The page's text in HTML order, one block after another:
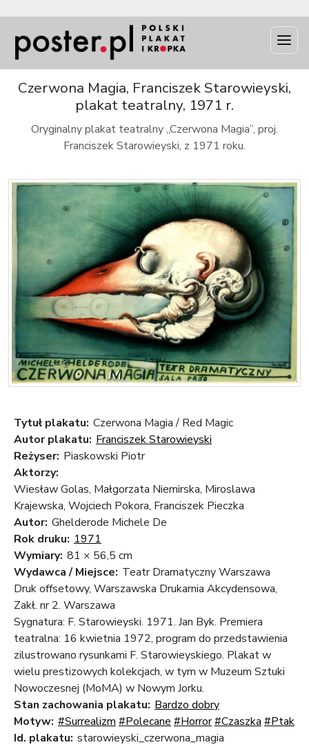
Czerwona Magia, Franciszek Starowieyski,
plakat teatralny, 1971 r.
Oryginalny plakat teatralny „Czerwona Magia”, proj.
Franciszek Starowieyski, z 1971 roku.
Tytuł plakatu: Czerwona Magia / Red Magic
Autor plakatu: Franciszek Starowieyski
Reżyser: Piaskowski Piotr
Aktorzy:
Wiesław Golas, Małgorzata Niemirska, Miroslawa
Krajewska, Wojciech Pokora, Franciszek Pieczka
Autor: Ghelderode Michele De
Rok druku: 1971
Wymiary: 81 × 56,5 cm
Wydawca / Miejsce: Teatr Dramatyczny Warszawa
Druk offsetowy, Warszawska Drukarnia Akcydensowa,
Zakł. nr 2. Warszawa
Sygnatura: F. Starowieyski. 1971. Jan Byk. Premiera
teatralna: 16 kwietnia 1972, program do przedstawienia
zilustrowano rysunkami F. Starowieyskiego. Plakat w
wielu prestizowych kolekcjach, w tym w Muzeum Sztuki
Nowoczesnej (MoMA) w Nowym Jorku.
Stan zachowania plakatu: Bardzo dobry
Motyw: #Surrealizm #Polecane #Horror#Czaszka #Ptak
Id. plakatu: starowieyski_czerwona_magia